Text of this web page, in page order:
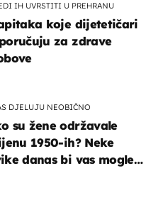
IH UVRSTITI U PREHRANU
koje dijetetičari
za zdrave
DJELUJU NEOBIČNO
su žene održavale
1950-ih? Neke
danas bi vas mogle